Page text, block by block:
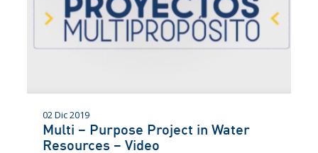
02 Dic 2019
Multi – Purpose Project in Water
Resources – Video